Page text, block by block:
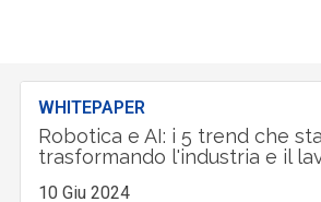
WHITEPAPER
Robotica e AI: i 5 trend che
trasformando l'industria e il
10 Giu 2024